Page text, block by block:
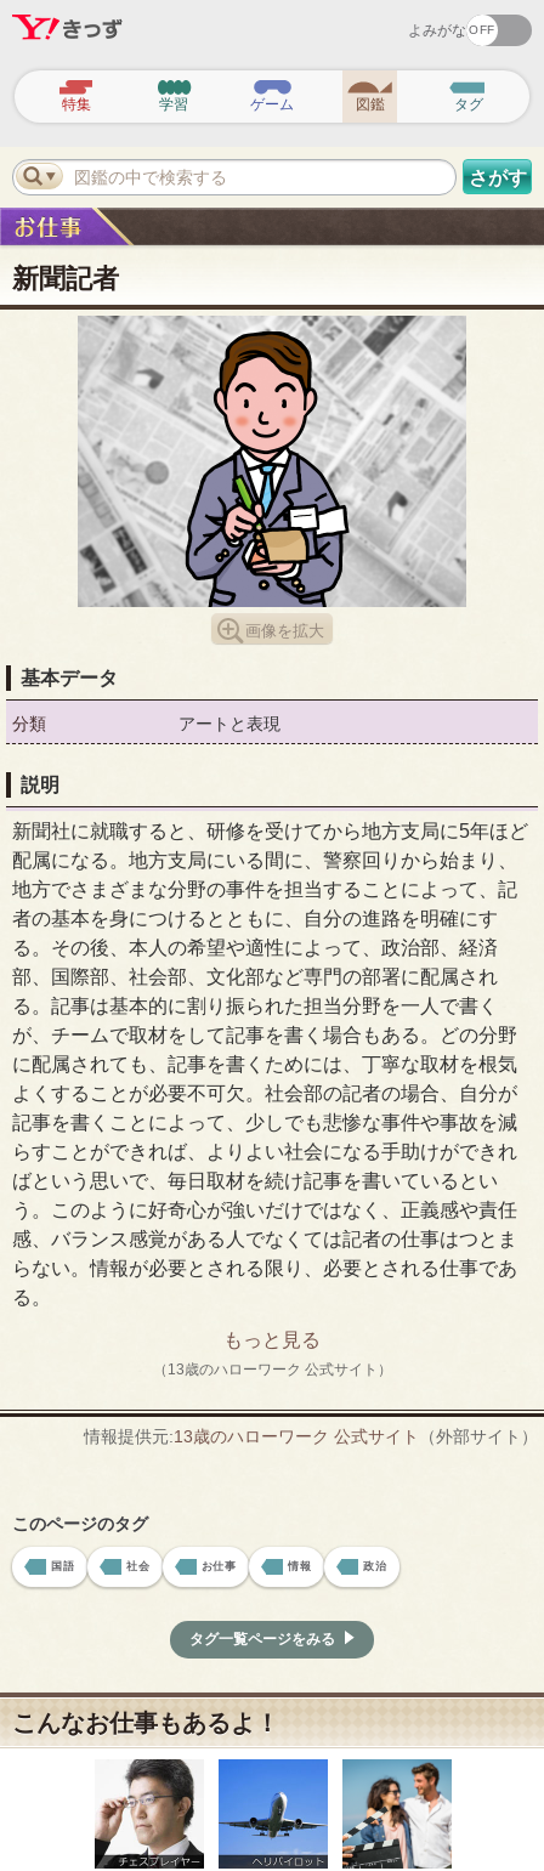
よみがな
ビ
ゲ
ー
シ
ョ
ン
特集 学習 ゲーム 図鑑 タグ
図鑑の中で検索する さがす
新聞記者
画像を拡大
基本データ
分類 アートと表現
説明
新聞社に就職すると、研修を受けてから地方支局に5年ほど
配属になる。地方支局にいる間に、警察回りから始まり、
地方でさまざまな分野の事件を担当することによって、記
者の基本を身につけるとともに、自分の進路を明確にす
る。その後、本人の希望や適性によって、政治部、経済
部、国際部、社会部、文化部など専門の部署に配属され
る。記事は基本的に割り振られた担当分野を一人で書く
が、チームで取材をして記事を書く場合もある。どの分野
に配属されても、記事を書くためには、丁寧な取材を根気
よくすることが必要不可欠。社会部の記者の場合、自分が
記事を書くことによって、少しでも悲惨な事件や事故を減
らすことができれば、よりよい社会になる手助けができれ
ばという思いで、毎日取材を続け記事を書いているとい
う。このように好奇心が強いだけではなく、正義感や責任
感、バランス感覚がある人でなくては記者の仕事はつとま
らない。情報が必要とされる限り、必要とされる仕事であ
る。
もっと見る
（13歳のハローワーク 公式サイト）
情報提供元:13歳のハローワーク 公式サイト （外部サイト）
このページのタグ
国語 社会 お仕事 情報 政治
タグ一覧ページをみる
こんなお仕事もあるよ！